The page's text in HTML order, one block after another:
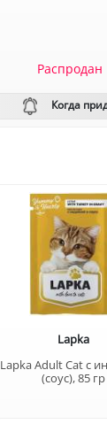
Распродан
Когда
Lapka
Lapka Adult Cat с
(соус), 85 гр